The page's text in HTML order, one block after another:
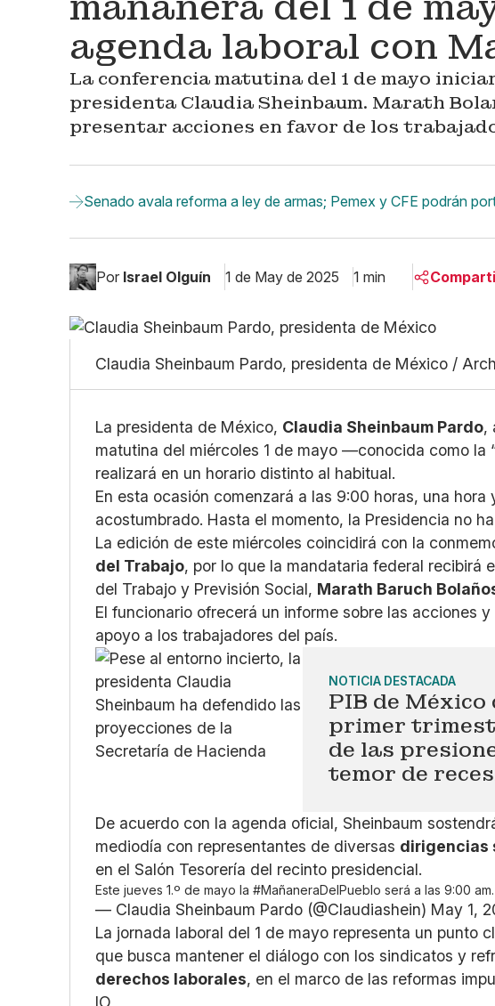
agenda laboral con
La conferencia matutina del 1 de mayo
presidenta Claudia Sheinbaum. Marath
presentar acciones en favor de los
Senado avala reforma a ley de armas; Pemex y CFE podrán
Por Israel Olguín 1 de May de 2025 1 min
X
Claudia Sheinbaum Pardo, presidenta de México /
La presidenta de México, Claudia Sheinbaum Pardo,
matutina del miércoles 1 de mayo —conocida como la
realizará en un horario distinto al habitual.
En esta ocasión comenzará a las 9:00 horas, una
acostumbrado. Hasta el momento, la Presidencia no
La edición de este miércoles coincidirá con la
del Trabajo, por lo que la mandataria federal recibirá
del Trabajo y Previsión Social, Marath Baruch
El funcionario ofrecerá un informe sobre las acciones
apoyo a los trabajadores del país.
NOTICIA DESTACADA
PIB de México
primer
de las
temor de
De acuerdo con la agenda oficial, Sheinbaum
mediodía con representantes de diversas dirigencias
en el Salón Tesorería del recinto presidencial.
Este jueves 1.º de mayo la#MañaneraDelPueblo será a las 9:00
— Claudia Sheinbaum Pardo (@Claudiashein) May 1,
La jornada laboral del 1 de mayo representa un punto
que busca mantener el diálogo con los sindicatos y
derechos laborales, en el marco de las reformas
IO